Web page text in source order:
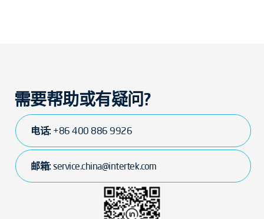
需要帮助或有疑问?
电话: +86 400 886 9926
邮箱:service.china@intertek.com